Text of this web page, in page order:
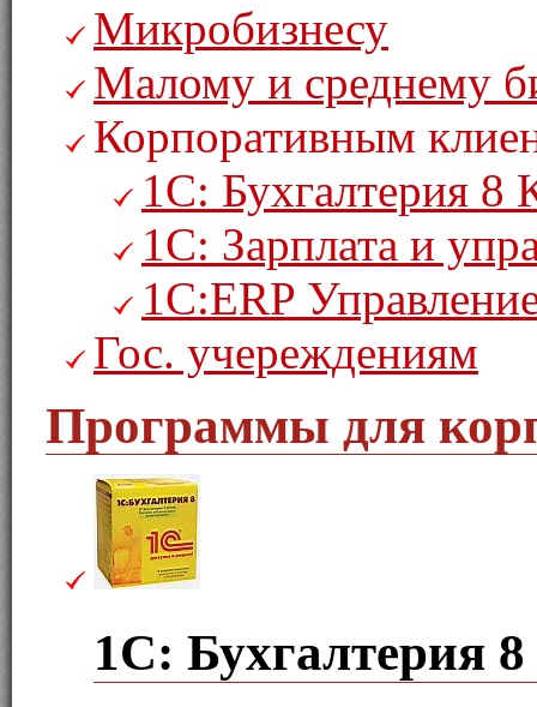
Микробизнесу
Малому и среднему
Корпоративным
1С: Бухгалтерия
1С: Зарплата и
1С:ERP
Гос. учереждениям
Программы для
1С: Бухгалтерия